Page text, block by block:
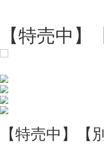
【特売中
【特売中】